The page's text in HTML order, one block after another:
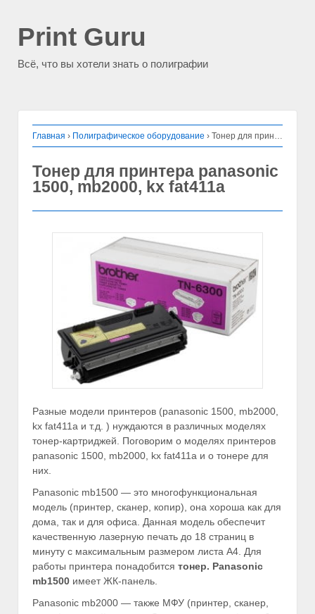
Print Guru
Всё, что вы хотели знать о полиграфии
Главная › Полиграфическое оборудование › Тонер для принтера panasonic 1500, mb2000, kx fat411a
Тонер для принтера panasonic
1500, mb2000, kx fat411a
Разные модели принтеров (panasonic 1500, mb2000,
kx fat411a и т.д. ) нуждаются в различных моделях
тонер-картриджей. Поговорим о моделях принтеров
panasonic 1500, mb2000, kx fat411a и о тонере для
них.
Panasonic mb1500 — это многофункциональная
модель (принтер, сканер, копир), она хороша как для
дома, так и для офиса. Данная модель обеспечит
качественную лазерную печать до 18 страниц в
минуту с максимальным размером листа А4. Для
работы принтера понадобится тонер. Panasonic
mb1500 имеет ЖК-панель.
Panasonic mb2000 — также МФУ (принтер, сканер,